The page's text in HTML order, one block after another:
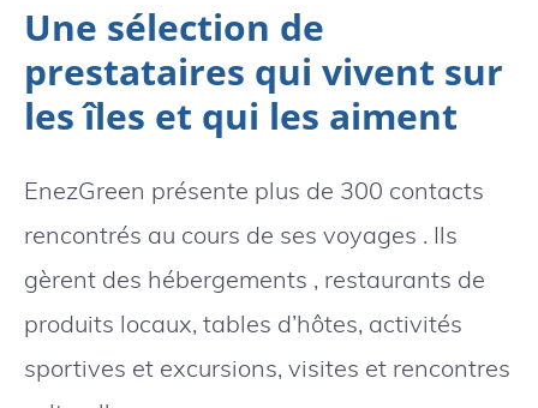
Une sélection de
prestataires qui vivent sur
les îles et qui les aiment
EnezGreen présente plus de 300 contacts
rencontrés au cours de ses voyages . Ils
gèrent des hébergements , restaurants de
produits locaux, tables d’hôtes, activités
sportives et excursions, visites et rencontres